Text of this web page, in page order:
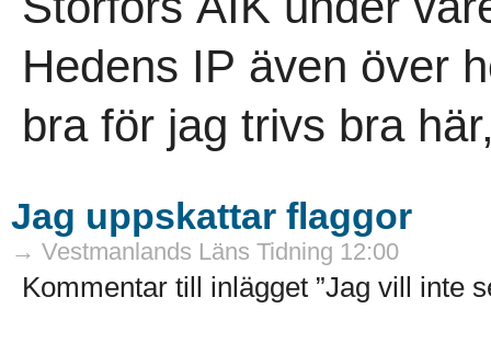
Hedens IP även över
bra för jag trivs bra
Jag uppskattar flaggor
→ Vestmanlands Läns Tidning 12:00
Kommentar till inlägget ”Jag vill inte